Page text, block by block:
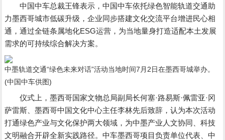
中国中车总裁王锋表示，中国中车依托绿色智能轨道交通助
力墨西哥城市低碳升级，企业同步搭建文化交流平台增进民心相
通，通过全链条属地化ESG运营，为当地量身打造适配本土发展
需求的可持续综合解决方案。
中墨轨道交通“绿色未来对话”活动当地时间7月2日在墨西哥城举办。
(中国中车供图)
仪式上，墨西哥国家文物总局副局长何塞·路易斯·佩雷亚·冈
萨雷斯、墨西哥中国文化中心主任李林先后致辞，认为本次活动
打通绿色产业与文化保护两大领域，为中墨产业人文协同、科技
文明融合开辟全新实践路径。中车墨西哥项目负责单位代表、中